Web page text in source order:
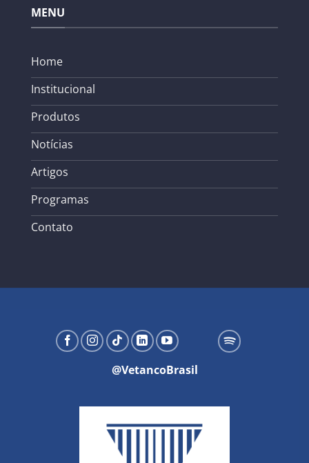
MENU
Home
Institucional
Produtos
Notícias
Artigos
Programas
Contato
@VetancoBrasil